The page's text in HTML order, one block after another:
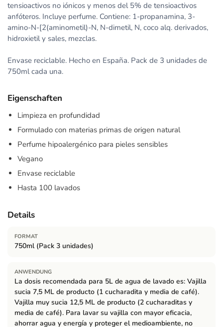
tensioactivos no iónicos y menos del 5% de tensioactivos
anfóteros. Incluye perfume. Contiene: 1-propanamina, 3-
amino-N-[2(aminometil)-N, N-dimetil, N, coco alq. derivados,
hidroxietil y sales, mezclas.
Envase reciclable. Hecho en España. Pack de 3 unidades de
750ml cada una.
Eigenschaften
Limpieza en profundidad
Formulado con materias primas de origen natural
Perfume hipoalergénico para pieles sensibles
Vegano
Envase reciclable
Hasta 100 lavados
Details
FORMAT
750ml (Pack 3 unidades)
ANWENDUNG
La dosis recomendada para 5L de agua de lavado es: Vajilla
sucia 7,5 ML de producto (1 cucharadita y media de café).
Vajilla muy sucia 12,5 ML de producto (2 cucharaditas y
media de café). Para lavar su vajilla con mayor eficacia,
ahorrar agua y energía y proteger el medioambiente, no